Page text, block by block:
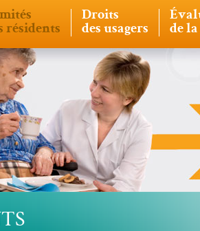
résidents
Droits
des usagers
de